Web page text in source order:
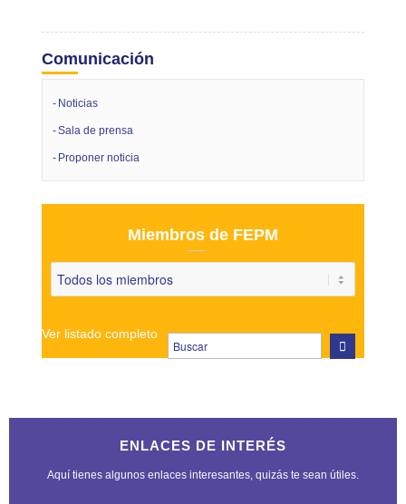
Comunicación
Noticias
Sala de prensa
Proponer noticia
Miembros de FEPM
Ver listado completo
ENLACES DE INTERÉS
Aquí tienes algunos enlaces interesantes, quizás te sean útiles.